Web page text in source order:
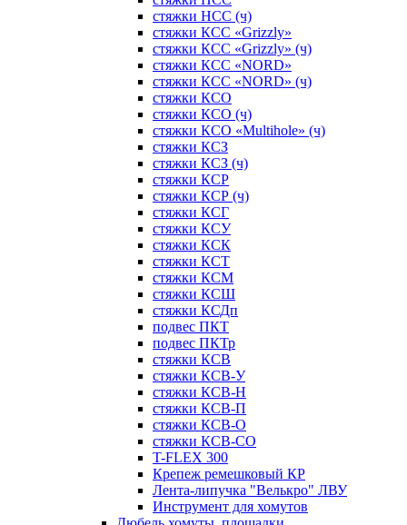
стяжки НСС (ч)
стяжки КСС «Grizzly»
стяжки КСС «Grizzly» (ч)
стяжки КСС «NORD»
стяжки КСС «NORD» (ч)
стяжки КСО
стяжки КСО (ч)
стяжки КСО «Multihole» (ч)
стяжки КСЗ
стяжки КСЗ (ч)
стяжки КСР
стяжки КСР (ч)
стяжки КСГ
стяжки КСУ
стяжки КСК
стяжки КСТ
стяжки КСМ
стяжки КСШ
стяжки КСДп
подвес ПКТ
подвес ПКТр
стяжки КСВ
стяжки КСВ-У
стяжки КСВ-Н
стяжки КСВ-П
стяжки КСВ-О
стяжки КСВ-СО
T-FLEX 300
Крепеж ремешковый КР
Лента-липучка "Велькро" ЛВУ
Инструмент для хомутов